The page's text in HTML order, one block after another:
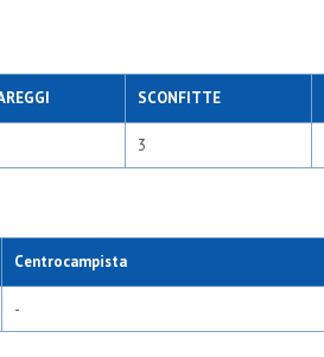
SCONFITTE
3
Centrocampista
-